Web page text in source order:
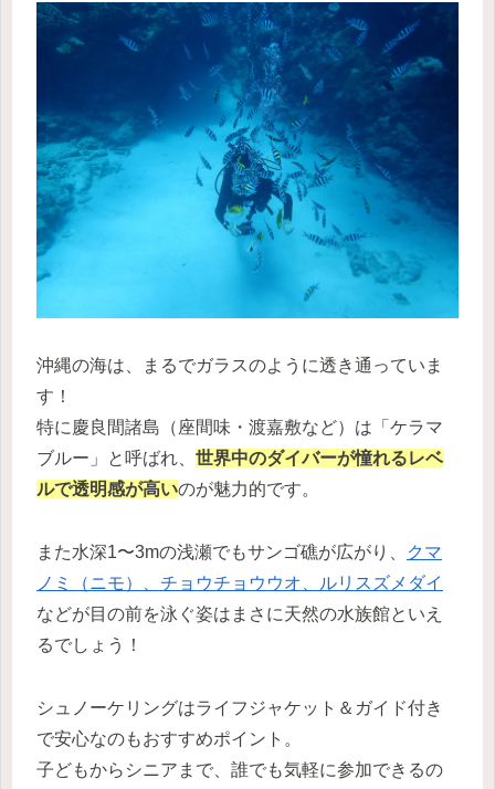
沖縄の海は、まるでガラスのように透き通っていま
す！
特に慶良間諸島（座間味・渡嘉敷など）は「ケラマ
ブルー」と呼ばれ、 世界中のダイバーが憧れるレベ
ルで透明感が高いのが魅力的です。
また水深1〜3mの浅瀬でもサンゴ礁が広がり、
クマ
ノミ（ニモ）、チョウチョウウオ、ルリスズメダイ
などが目の前を泳ぐ姿はまさに天然の水族館といえ
るでしょう！
シュノーケリングはライフジャケット＆ガイド付き
で安心なのもおすすめポイント。
子どもからシニアまで、誰でも気軽に参加できるの